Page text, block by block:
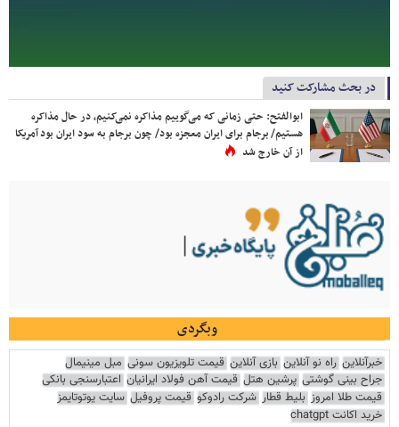
در بحث مشارکت کنید
ابوالفتح: حتی زمانی که می‌گوییم مذاکره نمی‌کنیم، در حال مذاکره
هستیم/ برجام برای ایران معجزه بود/ چون برجام به سود ایران بود آمریکا
از آن خارج شد
وبگردی
خبرآنلاین راه نو آنلاین بازی آنلاین قیمت تلویزیون سونی مبل مینیمال
جراح بینی گوشتی پرشین هتل قیمت آهن فولاد ایرانیان اعتبارسنجی بانکی
قیمت طلا امروز بلیط قطار شرکت رادوکو قیمت پروفیل سایت یوتوتایمز
خرید اکانت chatgpt